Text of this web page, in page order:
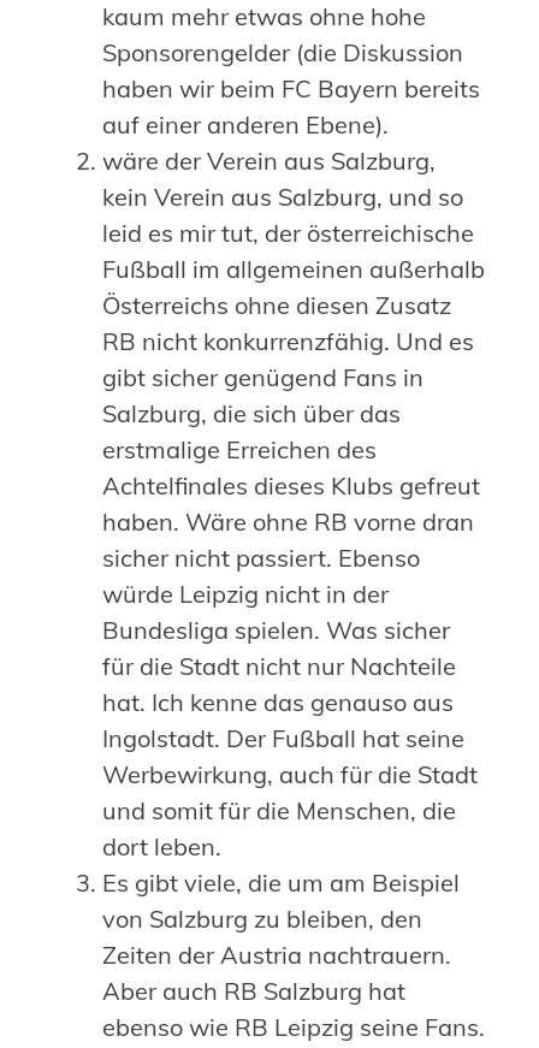
kaum mehr etwas ohne hohe
Sponsorengelder (die Diskussion
haben wir beim FC Bayern bereits
auf einer anderen Ebene).
wäre der Verein aus Salzburg,
kein Verein aus Salzburg, und so
leid es mir tut, der österreichische
Fußball im allgemeinen außerhalb
Österreichs ohne diesen Zusatz
RB nicht konkurrenzfähig. Und es
gibt sicher genügend Fans in
Salzburg, die sich über das
erstmalige Erreichen des
Achtelfinales dieses Klubs gefreut
haben. Wäre ohne RB vorne dran
sicher nicht passiert. Ebenso
würde Leipzig nicht in der
Bundesliga spielen. Was sicher
für die Stadt nicht nur Nachteile
hat. Ich kenne das genauso aus
Ingolstadt. Der Fußball hat seine
Werbewirkung, auch für die Stadt
und somit für die Menschen, die
dort leben.
Es gibt viele, die um am Beispiel
von Salzburg zu bleiben, den
Zeiten der Austria nachtrauern.
Aber auch RB Salzburg hat
ebenso wie RB Leipzig seine Fans.